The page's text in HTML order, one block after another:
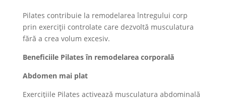
Pilates contribuie la remodelarea întregului corp
prin exerciții controlate care dezvoltă musculatura
fără a crea volum excesiv.
Beneficiile Pilates în remodelarea corporală
Abdomen mai plat
Exercițiile Pilates activează musculatura abdominală